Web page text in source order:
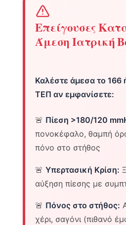
Επείγουσες
Άμεση Ιατρική
Καλέστε άμεσα το 166
ΤΕΠ αν εμφανίσετε:
🚨 Πίεση >180/120
πονοκέφαλο, θαμπή
πόνο στο στήθος
🚨Υπερτασική Κρίση:
αύξηση πίεσης με
🚨 Πόνος στο στήθος:
χέρι, σαγόνι (πιθανό